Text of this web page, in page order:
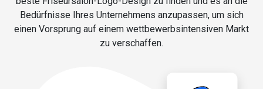
Bedürfnisse Ihres Unternehmens anzupassen, um sich
einen Vorsprung auf einem wettbewerbsintensiven Markt
zu verschaffen.